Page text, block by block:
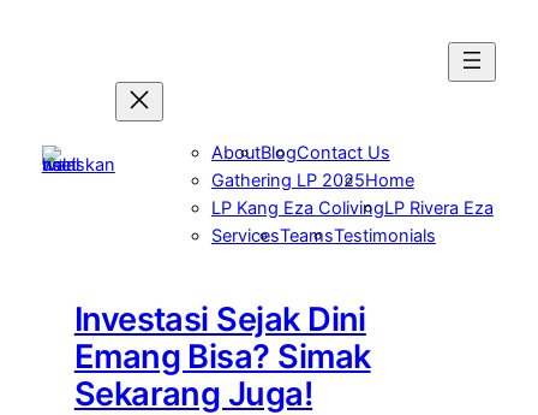
AboutBlogContact Us
Gathering LP 2025Home
LP Kang Eza ColivingLP Rivera Eza
ServicesTeamsTestimonials
Investasi Sejak Dini
Emang Bisa? Simak
Sekarang Juga!